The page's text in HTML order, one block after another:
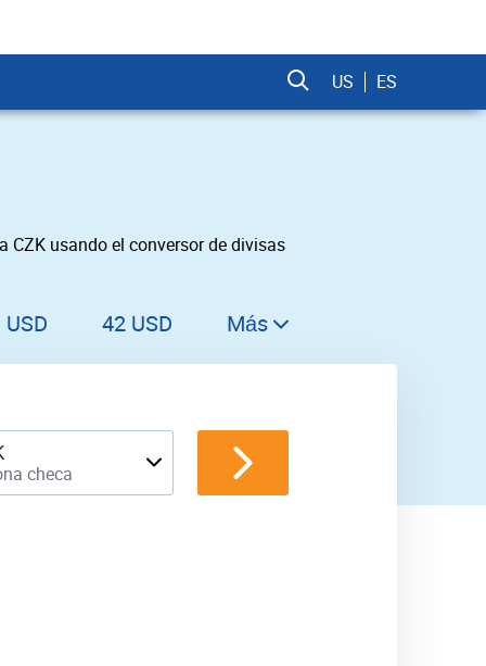
US ES
CZK usando el conversor de divisas
42 USD
44 USD
45 USD
46 USD
Más
checa